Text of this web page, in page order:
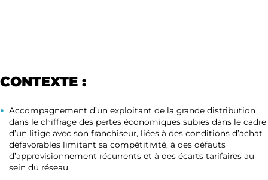
CONTEXTE :
Accompagnement d’un exploitant de la grande distribution
dans le chiffrage des pertes économiques subies dans le cadre
d’un litige avec son franchiseur, liées à des conditions d’achat
défavorables limitant sa compétitivité, à des défauts
d’approvisionnement récurrents et à des écarts tarifaires au
sein du réseau.